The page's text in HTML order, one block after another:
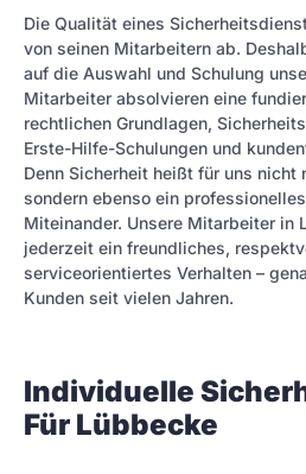
Die Qualität eines
von seinen Mitarbeitern ab.
auf die Auswahl und Schulung
Mitarbeiter absolvieren eine
rechtlichen Grundlagen,
Erste-Hilfe-Schulungen und
Denn Sicherheit heißt für uns nicht
sondern ebenso ein
Miteinander. Unsere Mitarbeiter in
jederzeit ein freundliches,
serviceorientiertes Verhalten –
Kunden seit vielen Jahren.
Individuelle
Für Lübbecke